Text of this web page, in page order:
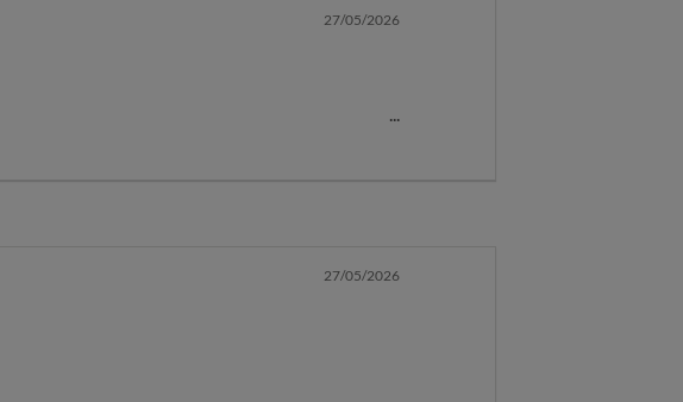
27/05/2026
3900/11331774 parece como entregado y no
a la misma hora pone el paquete como
ha sido entregado, porque estuve ayer todo el
27/05/2026